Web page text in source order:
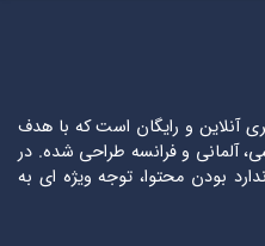
آنلاین و رایگان است که با هدف
آلمانی و فرانسه طراحی شده. در
بودن محتوا، توجه ویژه ای به